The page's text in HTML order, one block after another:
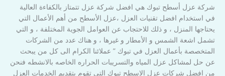
شركة عزل أسطح تبوك هي افضل شركة عزل تتمتاز بالكفاءة العالية
في استخدام افضل تقنيات العزل ،عزل الأسطح من أهم الأعمال التي
يحتاجها المنزل ، و ذلك للاحتجاب عن العوامل الجوية المختلفة ، و التي
تشمل اشعة الشمس و الأمطار و غيرها ، و هناك عدد من الشركات
المتخصصة بأعمال العزل في تبوك ” عملائنا الكرام الى كل من يبحث
عن حل لمشاكل عزل المياه والتسريبات الحراره الخاصه بالانشطه فنحن
من افضل شركات عزل الاسطح تبوك التي تقوم بتقديم الخدمات العزل